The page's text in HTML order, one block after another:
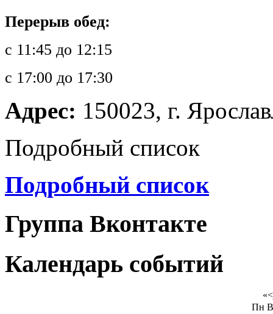
Перерыв обед:
с 11:45 до 12:15
с 17:00 до 17:30
Адрес: 150023, г.
Подробный список
Подробный список
Группа Вконтакте
Календарь событий
«<
Пн